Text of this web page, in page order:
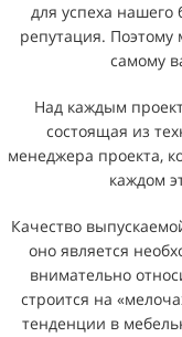
для успеха нашего
репутация. Поэтому
самому
Над каждым
состоящая из
менеджера проекта,
каждом
Качество
оно является
внимательно
строится на
тенденции в